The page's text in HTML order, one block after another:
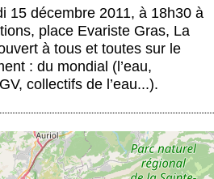
15 décembre 2011, à 18h30 à
place Evariste Gras, La
à tous et toutes sur le
: du mondial (l’eau,
collectifs de l’eau...).